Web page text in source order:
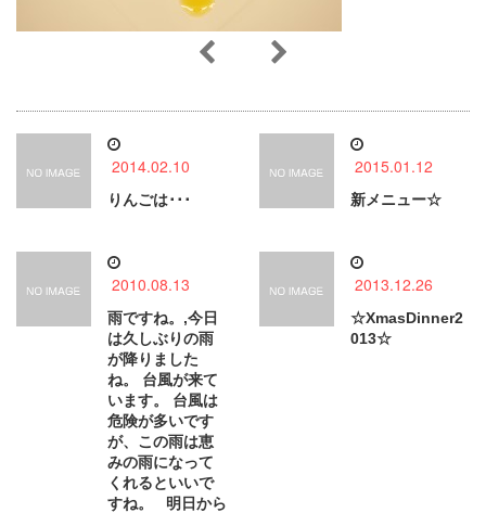
2014.02.10
りんごは･･･
2015.01.12
新メニュー☆
2010.08.13
雨ですね。,今日
は久しぶりの雨
が降りました
ね。 台風が来て
います。 台風は
危険が多いです
が、この雨は恵
みの雨になって
くれるといいで
すね。 明日から
2013.12.26
☆XmasDinner2
013☆